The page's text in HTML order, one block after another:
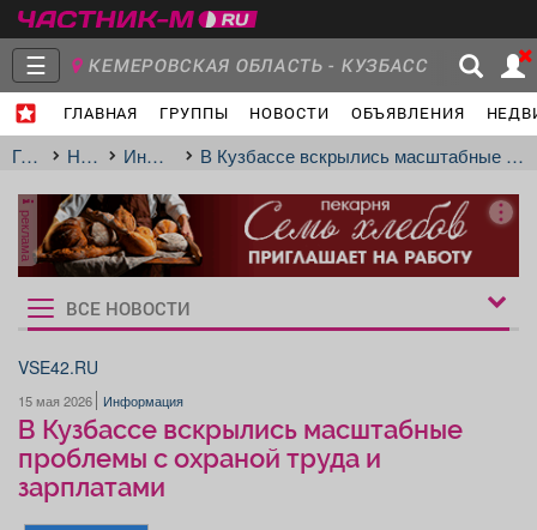
☰ КЕМЕРОВСКАЯ ОБЛАСТЬ - КУЗБАСС
ГЛАВНАЯ ГРУППЫ НОВОСТИ ОБЪЯВЛЕНИЯ
Главная
Группы
Объявления Недвижимость Услуги
Работа Компании
ГлавнаяНовостиИнформация В Кузбассе вскрылись масштабные проблемы с охраной труда и зарплатами
реклама
Рукбрики
новостей
ВСЕ НОВОСТИ
VSE42.RU
15 мая 2026 Информация
В Кузбассе вскрылись масштабные
проблемы с охраной труда и
зарплатами